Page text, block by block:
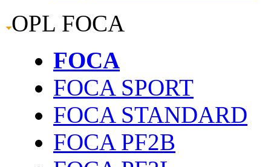
OPL FOCA
FOCA
FOCA SPORT
FOCA STANDARD
FOCA PF2B